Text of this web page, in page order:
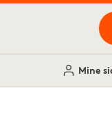
Mine